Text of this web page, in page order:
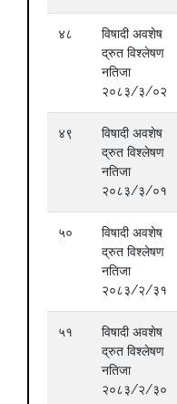
४८
विषादी अवशेष
द्रुत विश्लेषण
नतिजा
२०८३/३/०२
४९
विषादी अवशेष
द्रुत विश्लेषण
नतिजा
२०८३/३/०१
५०
विषादी अवशेष
द्रुत विश्लेषण
नतिजा
२०८३/२/३१
५१
विषादी अवशेष
द्रुत विश्लेषण
नतिजा
२०८३/२/३०